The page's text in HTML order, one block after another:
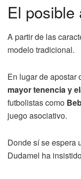
El posible
A partir de las
modelo tradicional.
En lugar de apostar
mayor tenencia y
futbolistas como
juego asociativo.
Donde sí se espera
Dudamel ha